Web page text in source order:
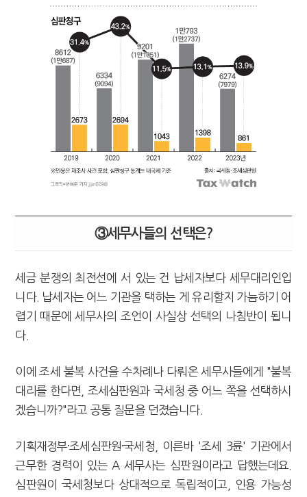
③세무사들의 선택은?
세금 분쟁의 최전선에 서 있는 건 납세자보다 세무대리인입
니다. 납세자는 어느 기관을 택하는 게 유리할지 가늠하기 어
렵기 때문에 세무사의 조언이 사실상 선택의 나침반이 됩니
다.
이에 조세 불복 사건을 수차례나 다뤄온 세무사들에게 "불복
대리를 한다면, 조세심판원과 국세청 중 어느 쪽을 선택하시
겠습니까?"라고 공통 질문을 던졌습니다.
기획재정부·조세심판원·국세청, 이른바 '조세 3륜' 기관에서
근무한 경력이 있는 A 세무사는 심판원이라고 답했는데요.
심판원이 국세청보다 상대적으로 독립적이고, 인용 가능성